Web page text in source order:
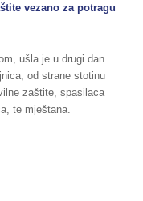
vezano za potragu
ušla je u drugi dan
od strane stotinu
zaštite, spasilaca
te mještana.